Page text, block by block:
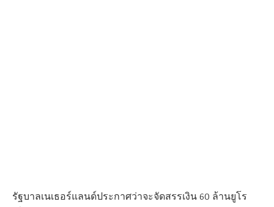
รัฐบาลเนเธอร์แลนด์ประกาศว่าจะจัดสรรเงิน 60 ล้านยูโร